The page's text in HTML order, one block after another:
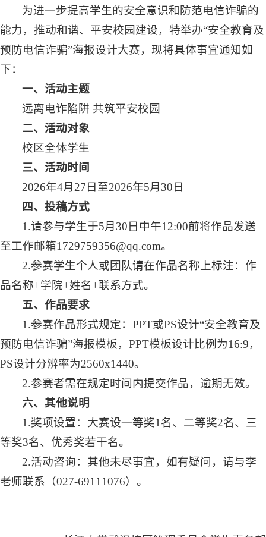
为进一步提高学生的安全意识和防范电信诈骗的
能力，推动和谐、平安校园建设，特举办“安全教育及
预防电信诈骗”海报设计大赛，现将具体事宜通知如
下：
一、活动主题
远离电诈陷阱 共筑平安校园
二、活动对象
校区全体学生
三、活动时间
2026年4月27日至2026年5月30日
四、投稿方式
1.请参与学生于5月30日中午12:00前将作品发送
至工作邮箱1729759356@qq.com。
2.参赛学生个人或团队请在作品名称上标注：作
品名称+学院+姓名+联系方式。
五、作品要求
1.参赛作品形式规定：PPT或PS设计“安全教育及
预防电信诈骗”海报模板，PPT模板设计比例为16:9，
PS设计分辨率为2560x1440。
2.参赛者需在规定时间内提交作品，逾期无效。
六、其他说明
1.奖项设置：大赛设一等奖1名、二等奖2名、三
等奖3名、优秀奖若干名。
2.活动咨询：其他未尽事宜，如有疑问，请与李
老师联系（027-69111076）。